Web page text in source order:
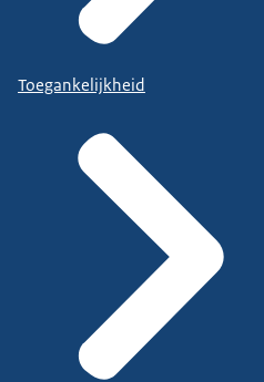
Toegankelijkheid